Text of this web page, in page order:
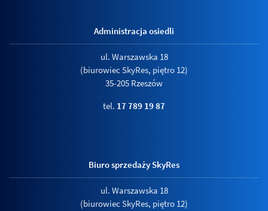
Administracja osiedli
ul. Warszawska 18
(biurowiec SkyRes, piętro 12)
35-205 Rzeszów
tel. 17 789 19 87
Biuro sprzedaży SkyRes
ul. Warszawska 18
(biurowiec SkyRes, piętro 12)